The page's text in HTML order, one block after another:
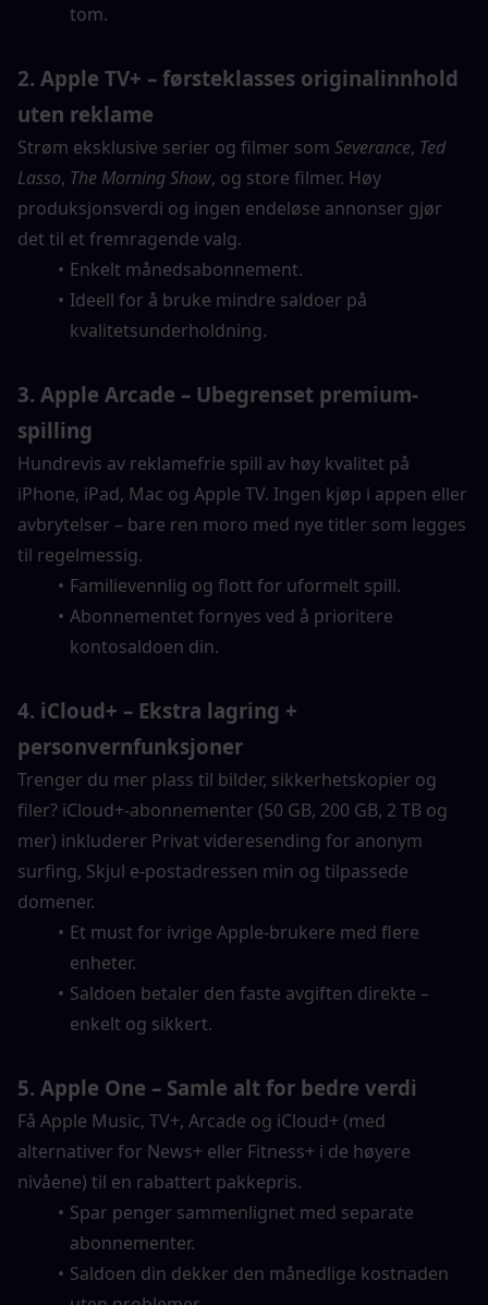
tom.
2. Apple TV+ – førsteklasses originalinnhold
uten reklame
Strøm eksklusive serier og filmer som Severance, Ted
Lasso, The Morning Show, og store filmer. Høy
produksjonsverdi og ingen endeløse annonser gjør
det til et fremragende valg.
Enkelt månedsabonnement.
Ideell for å bruke mindre saldoer på
kvalitetsunderholdning.
3. Apple Arcade – Ubegrenset premium-
spilling
Hundrevis av reklamefrie spill av høy kvalitet på
iPhone, iPad, Mac og Apple TV. Ingen kjøp i appen eller
avbrytelser – bare ren moro med nye titler som legges
til regelmessig.
Familievennlig og flott for uformelt spill.
Abonnementet fornyes ved å prioritere
kontosaldoen din.
4. iCloud+ – Ekstra lagring +
personvernfunksjoner
Trenger du mer plass til bilder, sikkerhetskopier og
filer? iCloud+-abonnementer (50 GB, 200 GB, 2 TB og
mer) inkluderer Privat videresending for anonym
surfing, Skjul e-postadressen min og tilpassede
domener.
Et must for ivrige Apple-brukere med flere
enheter.
Saldoen betaler den faste avgiften direkte –
enkelt og sikkert.
5. Apple One – Samle alt for bedre verdi
Få Apple Music, TV+, Arcade og iCloud+ (med
alternativer for News+ eller Fitness+ i de høyere
nivåene) til en rabattert pakkepris.
Spar penger sammenlignet med separate
abonnementer.
Saldoen din dekker den månedlige kostnaden